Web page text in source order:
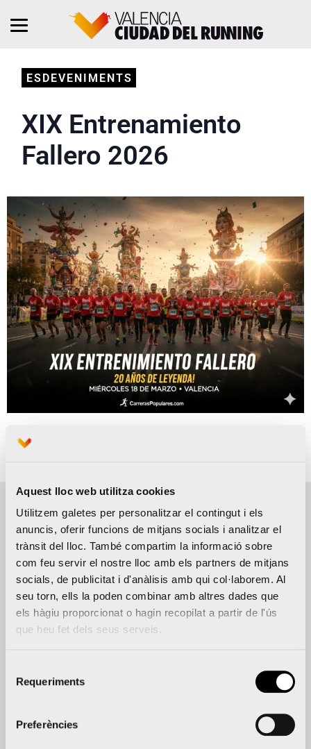
Aquest lloc web utilitza cookies
Utilitzem galetes per personalitzar el contingut i els
anuncis, oferir funcions de mitjans socials i analitzar el
trànsit del lloc. També compartim la informació sobre
com feu servir el nostre lloc amb els partners de mitjans
socials, de publicitat i d'anàlisis amb qui col·laborem. Al
seu torn, ells la poden combinar amb altres dades que
els hàgiu proporcionat o hagin recopilat a partir de l'ús
que heu fet dels seus serveis.
Requeriments
Preferències
ESDEVENIMENTS
XIX Entrenamiento
Fallero 2026
Detalls de l'event
DATA
18 març
2026
UBICACIÓ
Plaza
Doctor
Collado
ORGANITZA